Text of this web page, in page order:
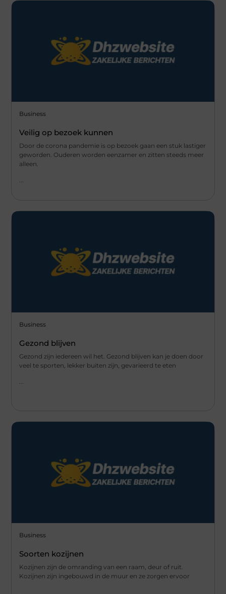
Business
Veilig op bezoek kunnen
Door de corona pandemie is op bezoek gaan een stuk lastiger
geworden. Ouderen worden eenzamer en zitten steeds meer
alleen.
...
Business
Gezond blijven
Gezond zijn iedereen wil het. Gezond blijven kan je doen door
veel te sporten, lekker buiten zijn, gevarieerd te eten
...
Business
Soorten kozijnen
Kozijnen zijn de omranding van een raam, deur of ruit.
Kozijnen zijn ingebouwd in de muur en ze zorgen ervoor